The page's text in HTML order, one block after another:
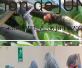
2021 06 Junio